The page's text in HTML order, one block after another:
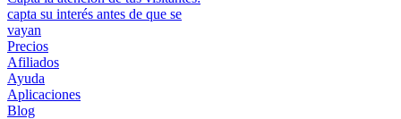
capta su interés antes de que se
vayan
Precios
Afiliados
Ayuda
Aplicaciones
Blog